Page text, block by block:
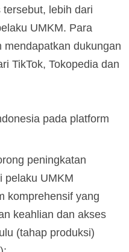
lebih dari
UMKM. Para
mendapatkan dukungan
TikTok, Tokopedia dan
pada platform
peningkatan
pelaku UMKM
komprehensif yang
keahlian dan akses
(tahap produksi)